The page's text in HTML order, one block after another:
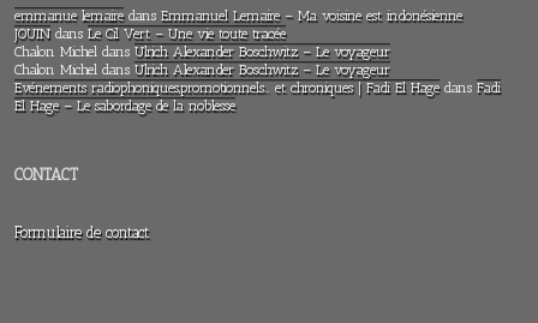
emmanue lemairedans Emmanuel Lemaire – Ma voisine est indonésienne
JOUINdans Le Cil Vert – Une vie toute tracée
Chalon Michel dans Ulrich Alexander Boschwitz – Le voyageur
Chalon Michel dans Ulrich Alexander Boschwitz – Le voyageur
Evénements radiophoniques,promotionnels… et chroniques | Fadi El Hagedans Fadi
El Hage – Le sabordage de la noblesse
CONTACT
Formulaire de contact